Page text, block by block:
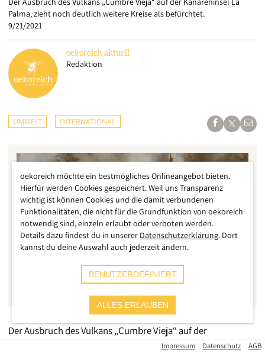
Palma, zieht noch deutlich weitere Kreise als befürchtet.
9/21/2021
oekoreich aktuell
Redaktion
UMWELT INTERNATIONAL
Der Ausbruch des Vulkans „Cumbre Vieja“ auf der
Kanareninsel La Palma, dessen Name auf Deutsch so viel wie
Impressum Datenschutz AGB
oekoreich möchte ein bestmögliches Onlineangebot bieten.
Hierfür werden Cookies gespeichert. Weil uns Transparenz
wichtig ist können Cookies und die damit verbundenen
Funktionalitäten, die nicht für die Grundfunktion von oekoreich
notwendig sind, einzeln erlaubt oder verboten werden.
Details dazu findest du in unserer Datenschutzerklärung. Dort
kannst du deine Auswahl auch jederzeit ändern.
BENUTZERDEFINIERT
ALLES ERLAUBEN